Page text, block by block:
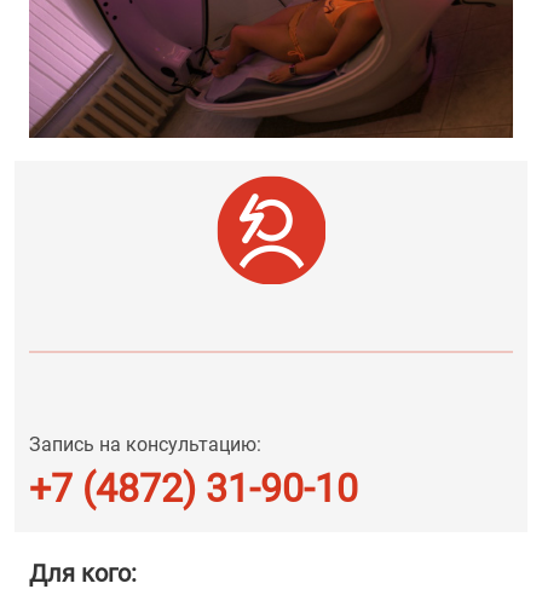
Запись на консультацию:
+7 (4872) 31-90-10
Для кого: